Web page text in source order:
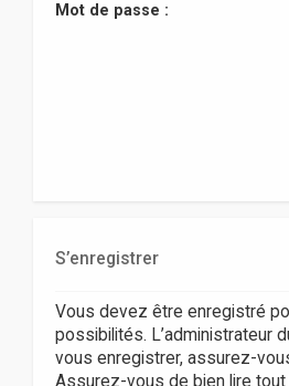
Mot de passe :
S’enregistrer
Vous devez être enregistré
possibilités. L’administrateur
vous enregistrer, assurez-
Assurez-vous de bien lire